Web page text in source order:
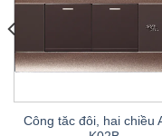
Công tăc đôi, hai chiều